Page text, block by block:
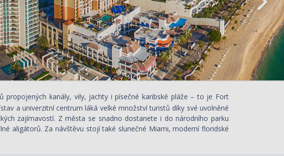
propojených kanály, vily, jachty i písečné karibské pláže – to je Fort
a univerzitní centrum láká velké množství turistů díky své uvolněné
zajímavostí. Z města se snadno dostanete i do národního parku
aligátorů. Za návštěvu stojí také slunečné Miami, moderní floridské